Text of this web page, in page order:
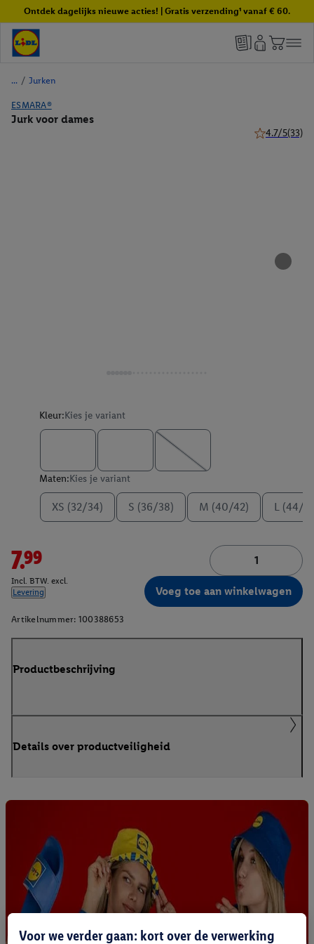
Ontdek dagelijks nieuwe acties! | Gratis verzending¹ vanaf € 60.
/ Jurken
ESMARA®
Jurk voor dames
4.7/5(33)
Kleur:Kies je variant
Maten:Kies je variant
XS (32/34) S (36/38) M (40/42) L (44/
7.99
Incl. BTW. excl.
Levering
Voeg toe aan winkelwagen
Artikelnummer: 100388653
Productbeschrijving
Details over productveiligheid
Voor we verder gaan: kort over de verwerking